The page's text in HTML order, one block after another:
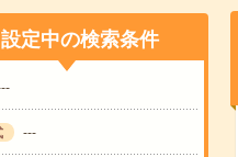
設定中の検索条件
---